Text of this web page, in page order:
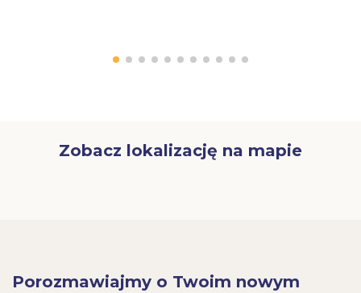
Zobacz lokalizację na mapie
Porozmawiajmy o Twoim nowym